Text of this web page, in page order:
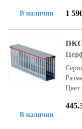
В наличии 1
В наличии